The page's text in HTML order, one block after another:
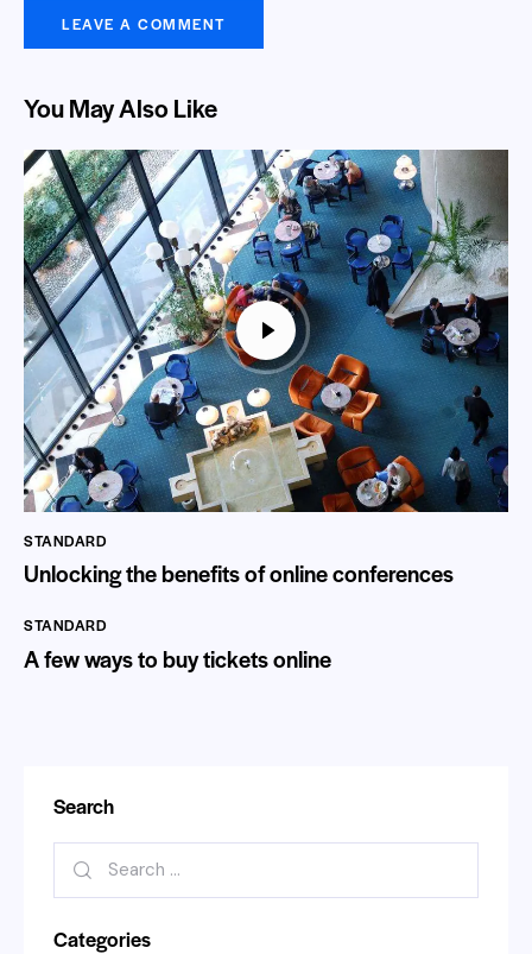
You May Also Like
STANDARD
Unlocking the benefits of online conferences
STANDARD
A few ways to buy tickets online
Search
Categories